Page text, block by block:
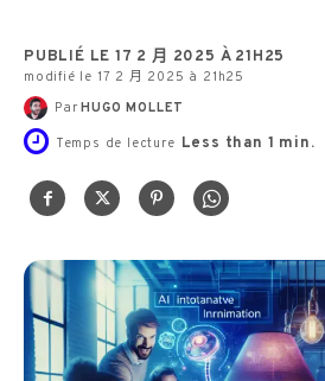
PUBLIÉ LE 17 2 月 2025 À 21H25
modifié le 17 2 月 2025 à 21h25
Par HUGO MOLLET
Temps de lecture Less than 1 min.